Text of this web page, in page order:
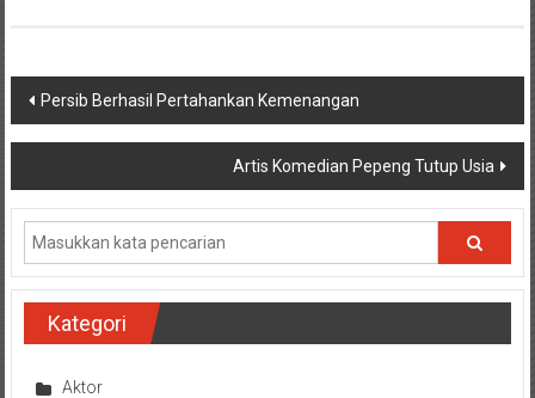
Navigasi
pos
Persib Berhasil Pertahankan Kemenangan
Artis Komedian Pepeng Tutup Usia
Kategori
Aktor